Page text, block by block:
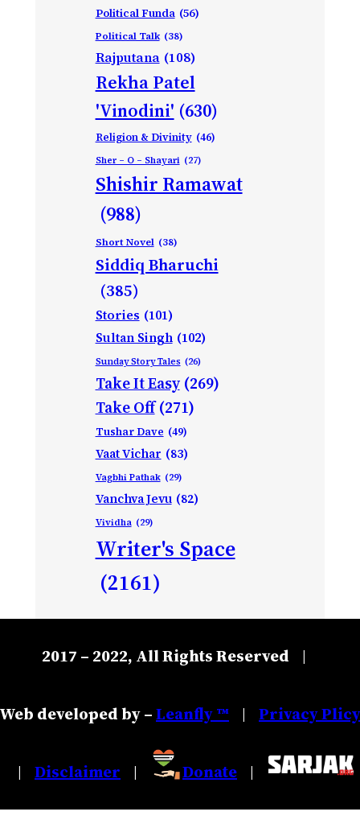
Political Funda (56)
Political Talk (38)
Rajputana (108)
Rekha Patel
'Vinodini' (630)
Religion & Divinity (46)
Sher – O – Shayari (27)
Shishir Ramawat
(988)
Short Novel (38)
Siddiq Bharuchi
(385)
Stories (101)
Sultan Singh (102)
Sunday Story Tales (26)
Take It Easy (269)
Take Off (271)
Tushar Dave (49)
Vaat Vichar (83)
Vagbhi Pathak (29)
Vanchva Jevu (82)
Vividha (29)
Writer's Space
(2161)
2017 – 2022, All Rights Reserved |
Web developed by –Leanfly ™ | Privacy Plicy
| Disclaimer | Donate |